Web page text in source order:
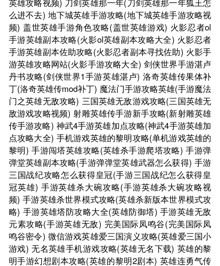
么进不去) 地下城英雄手游攻略(地下城英雄手游攻略视
频) 盖世英雄手游角色攻略(盖世英雄游戏) 火影忍者ol
手游英雄副本攻略(火影ol英雄副本攻略大全) 火影忍者
手游英雄副本佐助攻略(火影忍者副本寻找佐助) 火影手
游英雄攻略网站(火影手游攻略大全) 剑侠世界手游湛卢
丹书攻略(剑侠世界1手游英雄湛卢) 洛奇英雄传果体补
丁(洛奇英雄传mod补丁) 魔法门手游攻略英雄(手游魔法
门之英雄无敌攻略) 三国英雄无敌游戏攻略(三国英雄无
敌游戏攻略视频) 射雕英雄传手游新手攻略(新射雕英雄
传手游攻略) 神武4手游英雄加点攻略(神武4手游英雄加
点攻略大全) 手机游戏英雄的黎明攻略(单机游戏英雄的
黎明) 手游闯塔英雄攻略(英雄杀手游爬塔攻略) 手游弹
弹堂英雄副本攻略(手游弹弹堂英雄武器怎么获得) 手游
三国战纪攻略怎么获得皇冠(手游三国战纪怎么获得皇
冠英雄) 手游英雄杀大碗攻略(手游英雄杀大碗攻略视
频) 手游英雄杀世界模式攻略(英雄杀新版本世界模式攻
略) 手游英雄塔防攻略大全(英雄防御塔) 手游英雄无敌
元素攻略(手游英雄无敌) 完美国际凤鸣谷(完美国际凤
鸣谷密令) 微信游戏英雄爱三国演义攻略(英雄爱三国小
游戏) 无名英雄手机游戏攻略(英雄无名下载) 英雄的黎
明手游幻想剧本攻略(英雄的黎明2剧本) 英雄连勇气传